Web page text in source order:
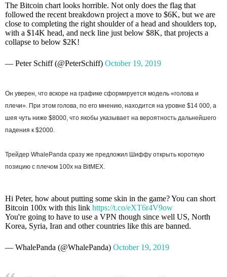
The Bitcoin chart looks horrible. Not only does the flag that
followed the recent breakdown project a move to $6K, but we are
close to completing the right shoulder of a head and shoulders top,
with a $14K head, and neck line just below $8K, that projects a
collapse to below $2K!
— Peter Schiff (@PeterSchiff) October 19, 2019
Он уверен, что вскоре на графике сформируется модель «голова и
плечи». При этом голова, по его мнению, находится на уровне $14 000, а
шея чуть ниже $8000, что якобы указывает на вероятность дальнейшего
падения к $2000.
Трейдер WhalePanda сразу же предложил Шиффу открыть короткую
позицию с плечом 100x на BitMEX.
Hi Peter, how about putting some skin in the game? You can short
Bitcoin 100x with this link https://t.co/eXT6r4V9ow
You're going to have to use a VPN though since well US, North
Korea, Syria, Iran and other countries like this are banned.
— WhalePanda (@WhalePanda) October 19, 2019